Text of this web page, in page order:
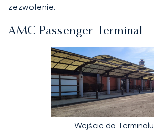
zezwolenie.
AMC Passenger Terminal
Wejście do Terminalu